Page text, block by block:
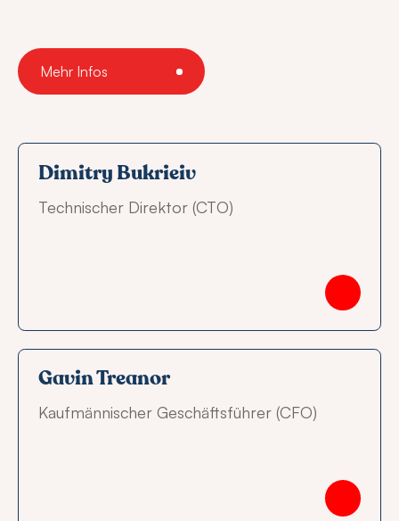
Mehr Infos
Dimitry Bukrieiv
Technischer Direktor (CTO)
Gavin Treanor
Kaufmännischer Geschäftsführer (CFO)